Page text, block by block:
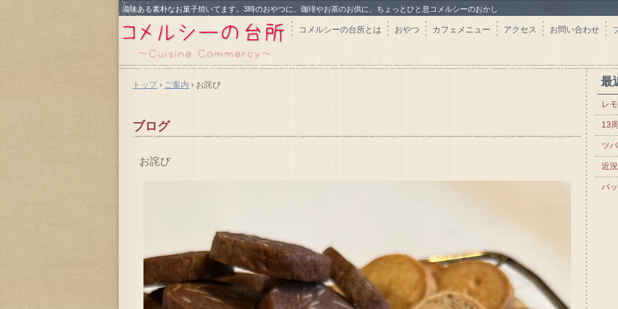
滋味ある素朴なお菓子焼いてます。3時のおやつに、珈琲やお茶のお供に、ちょっとひと息コメルシーのおかし
コメルシーの台所とは おやつ カフェメニュー アクセス お問い合わせ
トップ› ご案内 › お詫び
ブログ
お詫び
最
レ
13
ツ
近
バ